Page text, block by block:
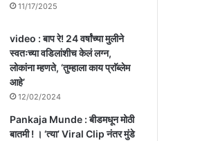
11/17/2025
video : बाप रे! 24 वर्षांच्या मुलीने
स्वतःच्या वडिलांशीच केलं लग्न,
लोकांना म्हणते, ‘तुम्हाला काय प्राॅब्लेम
आहे’
12/02/2024
Pankaja Munde : बीडमधून मोठी
बातमी ! । ‘त्या’ Viral Clip नंतर मुंडे